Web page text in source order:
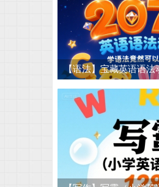
18 【早教认字】儿童认
【图片素材】山川湖泊
20 【儿童成长】儿童迷宫